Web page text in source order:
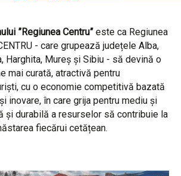
”Regiunea Centru”este ca Regiunea
- care grupează județele Alba,
Harghita, Mureș și Sibiu - să devină o
mai curată, atractivă pentru
cu o economie competitivă bazată
inovare, în care grija pentru mediu și
și durabilă a resurselor să contribuie la
fiecărui cetățean.